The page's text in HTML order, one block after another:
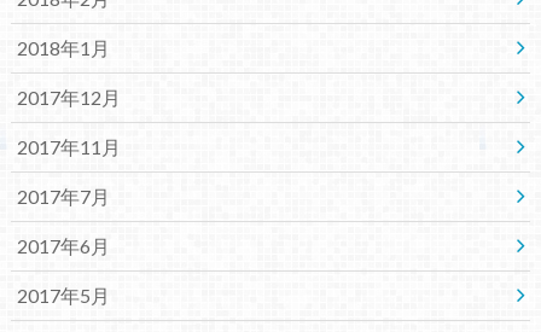
2018年1月
2017年12月
2017年11月
2017年7月
2017年6月
2017年5月